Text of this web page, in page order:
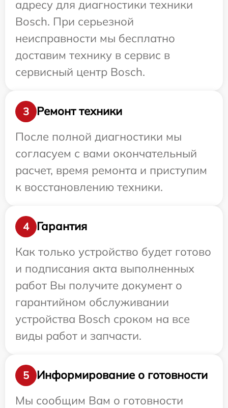
адресу для диагностики техники
Bosch. При серьезной
неисправности мы бесплатно
доставим технику в сервис в
сервисный центр Bosch.
3
Ремонт техники
После полной диагностики мы
согласуем с вами окончательный
расчет, время ремонта и приступим
к восстановлению техники.
4
Гарантия
Как только устройство будет готово
и подписания акта выполненных
работ Вы получите документ о
гарантийном обслуживании
устройства Bosch сроком на все
виды работ и запчасти.
5
Информирование о готовности
Мы сообщим Вам о готовности